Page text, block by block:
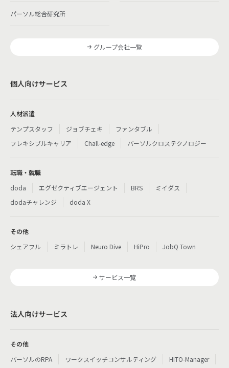
パーソル総合研究所
グループ会社一覧
個人向けサービス
人材派遣
テンプスタッフ
ジョブチェキ
ファンタブル
フレキシブルキャリア
Chall-edge パーソルクロステクノロジー
転職・就職
doda
エグゼクティブエージェント BRS
ミイダス
dodaチャレンジ
doda X
その他
シェアフル
ミラトレ Neuro Dive HiPro JobQ Town
サービス一覧
法人向けサービス
その他
パーソルのRPA
ワークスイッチコンサルティング HITO-Manager